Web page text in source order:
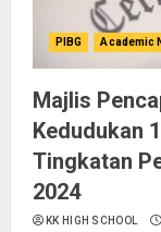
PIBG Academic
Majlis
Kedudukan
Tingkatan
2024
KK HIGH SCHOOL